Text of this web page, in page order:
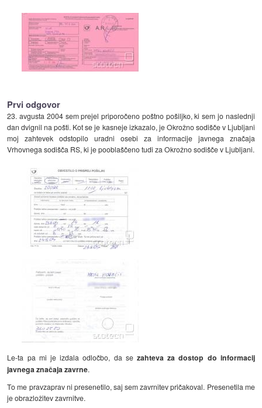
Prvi odgovor
23. avgusta 2004 sem prejel priporočeno poštno pošiljko, ki sem jo naslednji
dan dvignil na pošti. Kot se je kasneje izkazalo, je Okrožno sodišče v Ljubljani
moj zahtevek odstopilo uradni osebi za informacije javnega značaja
Vrhovnega sodišča RS, ki je pooblaščeno tudi za Okrožno sodišče v Ljubljani.
Le-ta pa mi je izdala odločbo, da se zahteva za dostop do informacij
javnega značaja zavrne.
To me pravzaprav ni presenetilo, saj sem zavrnitev pričakoval. Presenetila me
je obrazložitev zavrnitve.